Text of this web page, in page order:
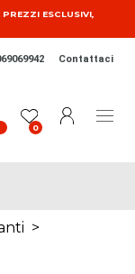
ESCLUSIVI,
Contattaci
0
>